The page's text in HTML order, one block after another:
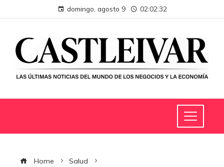
domingo, agosto 9 02:02:33
Home
Salud